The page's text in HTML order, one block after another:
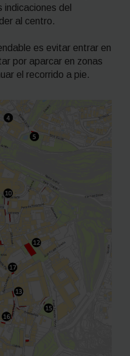
indicaciones del
al centro.
es evitar entrar en
por aparcar en zonas
el recorrido a pie.